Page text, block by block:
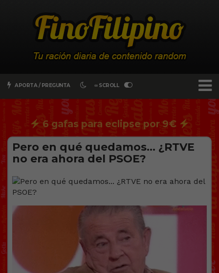
APORTA / PREGUNTA ∞ SCROLL
6 gafas para eclipse por 9€
Pero en qué quedamos… ¿RTVE
no era ahora del PSOE?